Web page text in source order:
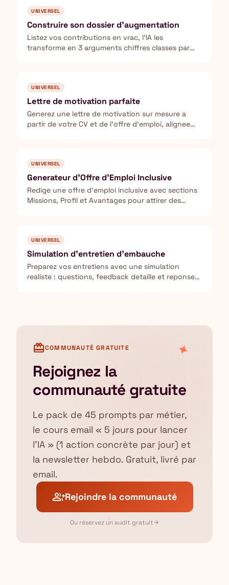
UNIVERSEL
Construire son dossier d'augmentation
Listez vos contributions en vrac, l'IA les
transforme en 3 arguments chiffres classes par
UNIVERSEL
Lettre de motivation parfaite
Generez une lettre de motivation sur mesure a
partir de votre CV et de l'offre d'emploi, alignee
UNIVERSEL
Generateur d'Offre d'Emploi Inclusive
Redige une offre d'emploi inclusive avec sections
Missions, Profil et Avantages pour attirer des
UNIVERSEL
Simulation d'entretien d'embauche
Preparez vos entretiens avec une simulation
realiste : questions, feedback detaille et reponses
✦
✦
card_giftcardCOMMUNAUTÉ GRATUITE
Rejoignez la
communauté gratuite
Le pack de 45 prompts par métier,
le cours email « 5 jours pour lancer
l'IA » (1 action concrète par jour) et
la newsletter hebdo. Gratuit, livré par
email.
group_addRejoindre la communauté
Ou réservez un audit gratuit arrow_forward